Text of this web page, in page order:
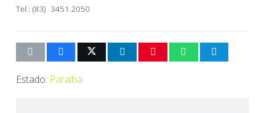
Tel.: (83) 3451.2050
Estado: Paraíba